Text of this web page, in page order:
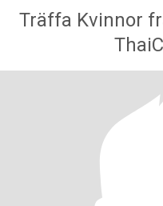
Träffa Kvinnor